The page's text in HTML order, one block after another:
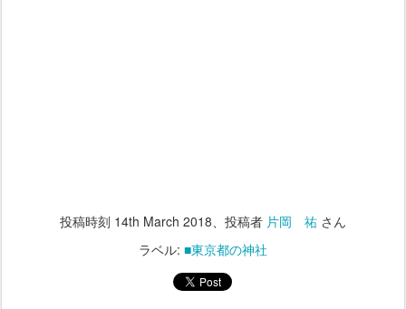
投稿時刻 14th March 2018、投稿者 片岡 祐 さん
ラベル: ■東京都の神社